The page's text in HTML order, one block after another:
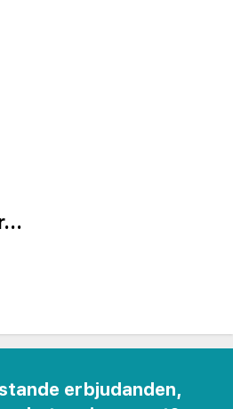
erbjudanden,